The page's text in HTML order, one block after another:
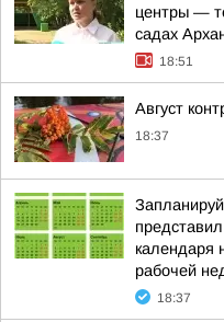
центры —
садах
18:51
Август
18:37
календаря
рабочей
18:37